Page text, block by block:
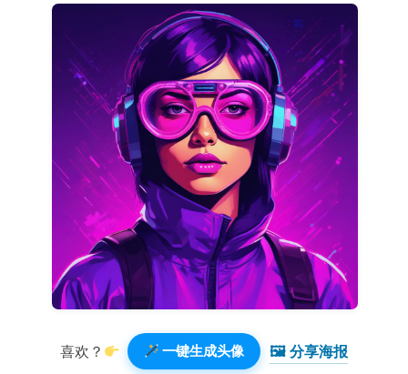
喜欢？ 一键生成头像 🖼 分享海报️